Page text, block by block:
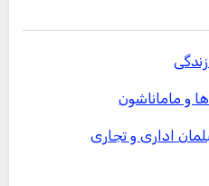
و ماماناشون
اداری و تجاری